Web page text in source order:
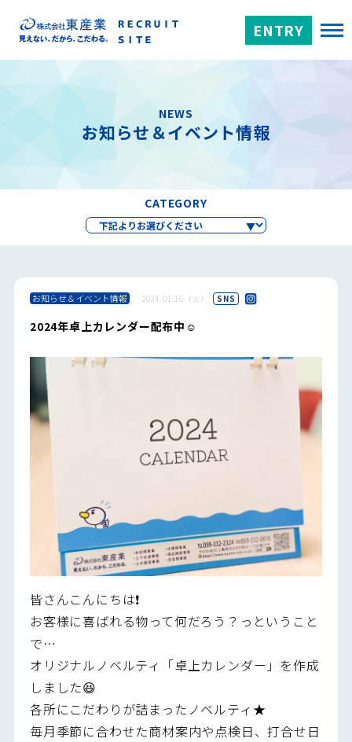
ENTRY
NEWS
お知らせ＆イベント情報
CATEGORY
お知らせ＆イベント情報 2024.01.16（火） SNS
2024年卓上カレンダー配布中☺
皆さんこんにちは❗️
お客様に喜ばれる物って何だろう？っということ
で…
オリジナルノベルティ「卓上カレンダー」を作成
しました😆
各所にこだわりが詰まったノベルティ★
毎月季節に合わせた商材案内や点検日、打合せ日